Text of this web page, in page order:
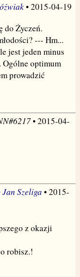
• 2015-04-19
do Życzeń.
--- Hm...
jest jeden minus
Ogólne optimum
prowadzić
• 2015-04-
Jan Szeliga • 2015-
z okazji
robisz.!